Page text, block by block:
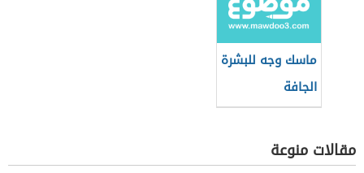
ماسك وجه للبشرة
الجافة
مقالات منوعة